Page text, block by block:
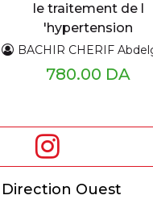
le traitement de l
'hypertension
artérielle
BACHIR CHERIF
780.00 DA
Direction Ouest